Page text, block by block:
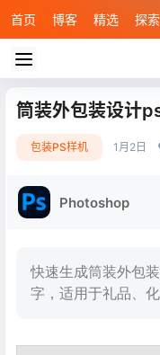
首页 博客 精选 探索
筒装外包装设计
包装PS样机 1月2日
Photoshop
快速生成筒装外包
字，适用于礼品、化